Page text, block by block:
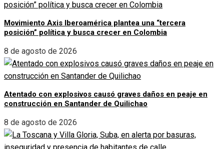
Movimiento Axis Iberoamérica plantea una “tercera
posición” política y busca crecer en Colombia
8 de agosto de 2026
Atentado con explosivos causó graves daños en peaje en
construcción en Santander de Quilichao
8 de agosto de 2026